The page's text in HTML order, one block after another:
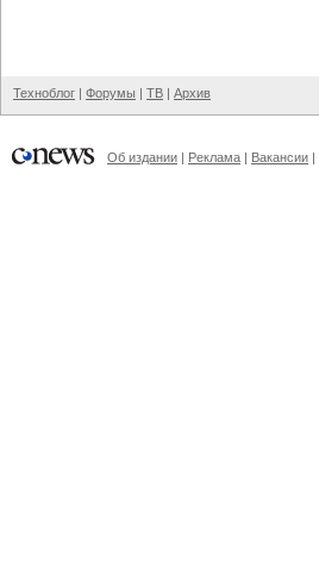
Техноблог | Форумы | ТВ | Архив
Об издании | Реклама | Вакансии |